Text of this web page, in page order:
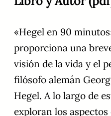
«Hegel en 90
proporciona una
visión de la vida y el
filósofo alemán
Hegel. A lo largo de
exploran los